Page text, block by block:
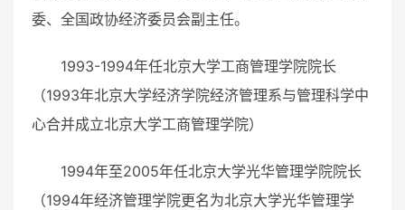
委、全国政协经济委员会副主任。
1993-1994年任北京大学工商管理学院院长
（1993年北京大学经济学院经济管理系与管理科学中
心合并成立北京大学工商管理学院）
1994年至2005年任北京大学光华管理学院院长
（1994年经济管理学院更名为北京大学光华管理学